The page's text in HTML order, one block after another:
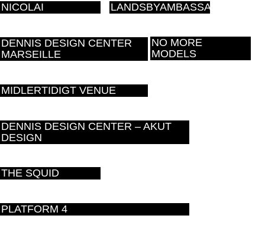
NICOLAI LANDSBYAMBASSADØR
DENNIS DESIGN CENTER
MARSEILLE
NO MORE
MODELS
MIDLERTIDIGT VENUE
DENNIS DESIGN CENTER – AKUT
DESIGN
THE SQUID
PLATFORM 4